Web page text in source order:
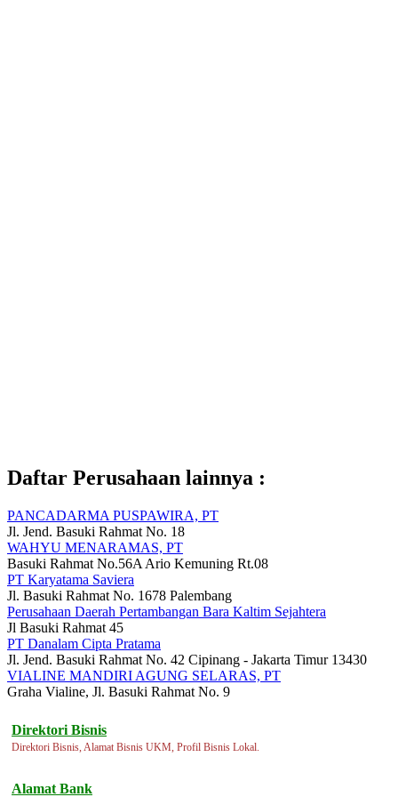
Daftar Perusahaan lainnya :
PANCADARMA PUSPAWIRA, PT
Jl. Jend. Basuki Rahmat No. 18
WAHYU MENARAMAS, PT
Basuki Rahmat No.56A Ario Kemuning Rt.08
PT Karyatama Saviera
Jl. Basuki Rahmat No. 1678 Palembang
Perusahaan Daerah Pertambangan Bara Kaltim Sejahtera
Jl Basuki Rahmat 45
PT Danalam Cipta Pratama
Jl. Jend. Basuki Rahmat No. 42 Cipinang - Jakarta Timur 13430
VIALINE MANDIRI AGUNG SELARAS, PT
Graha Vialine, Jl. Basuki Rahmat No. 9
Direktori Bisnis
Direktori Bisnis, Alamat Bisnis UKM, Profil Bisnis Lokal.
Alamat Bank